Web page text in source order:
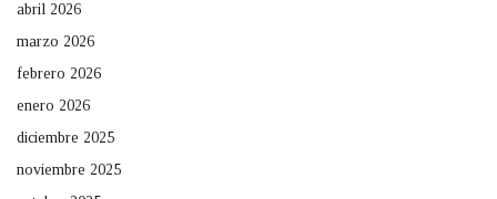
abril 2026
marzo 2026
febrero 2026
enero 2026
diciembre 2025
noviembre 2025